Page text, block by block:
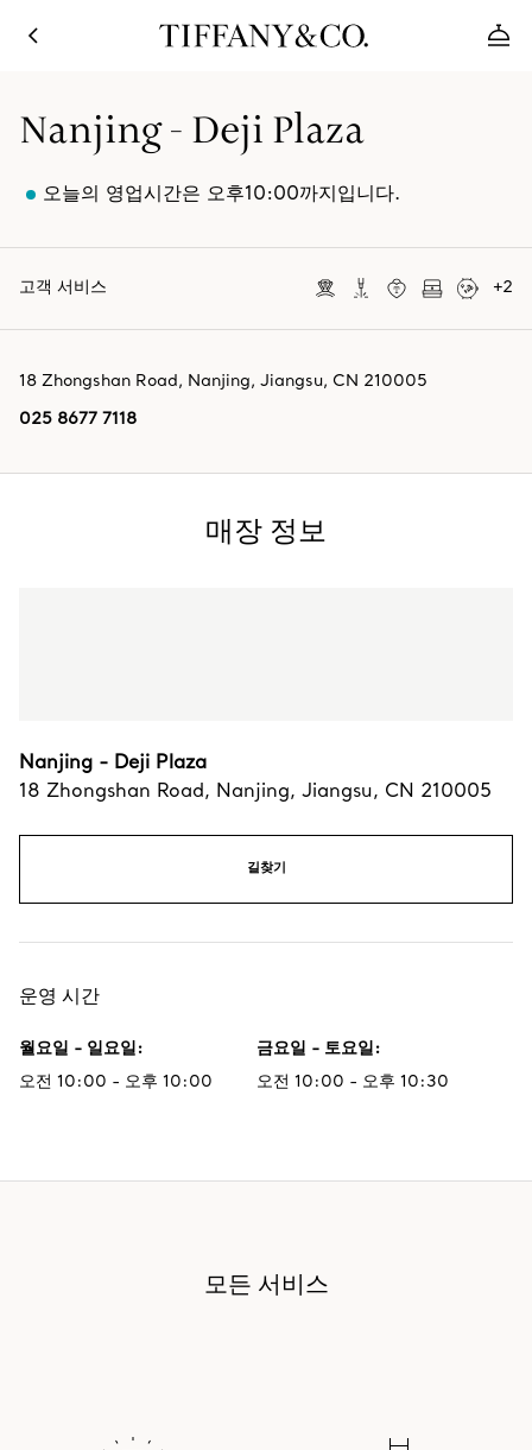
Nanjing - Deji Plaza
오늘의 영업시간은 오후10:00까지입니다.
고객 서비스 +2
18 Zhongshan Road, Nanjing, Jiangsu, CN 210005
025 8677 7118
매장 정보
Nanjing - Deji Plaza
18 Zhongshan Road, Nanjing, Jiangsu, CN 210005
길찾기
운영 시간
월요일 - 일요일:
오전 10:00 - 오후 10:00
금요일 - 토요일:
오전 10:00 - 오후 10:30
모든 서비스